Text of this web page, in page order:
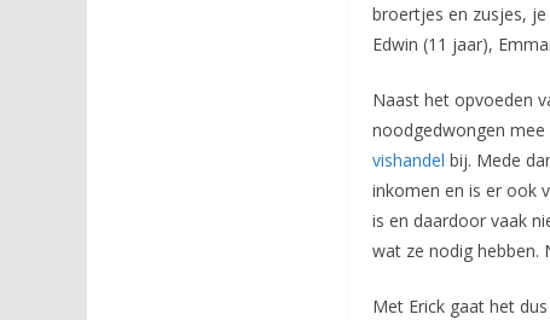
broertjes en zusjes, je
Edwin (11 jaar),
Naast het opvoeden
noodgedwongen
vishandel bij. Mede
inkomen en is er ook
is en daardoor vaak
wat ze nodig hebben.
Met Erick gaat het